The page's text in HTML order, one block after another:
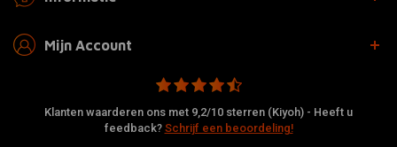
Mijn Account
Klanten waarderen ons met 9,2/10 sterren (Kiyoh) - Heeft u
feedback? Schrijf een beoordeling!